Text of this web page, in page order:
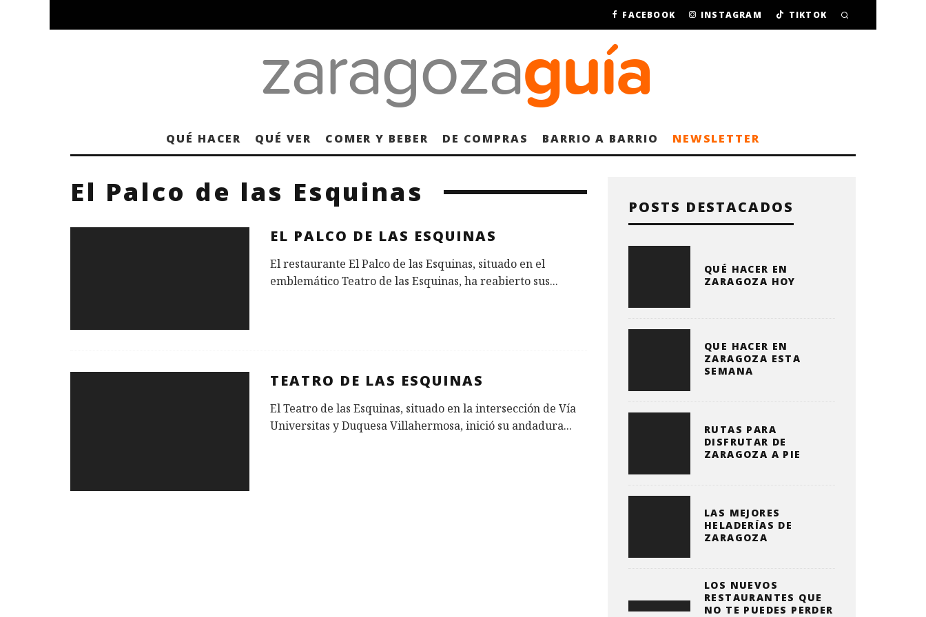
FACEBOOK INSTAGRAM TIKTOK
QUÉ HACER QUÉ VER COMER Y BEBER DE COMPRAS BARRIO A BARRIO NEWSLETTER
El Palco de las Esquinas
EL PALCO DE LAS ESQUINAS
El restaurante El Palco de las Esquinas, situado en el
emblemático Teatro de las Esquinas, ha reabierto sus...
TEATRO DE LAS ESQUINAS
El Teatro de las Esquinas, situado en la intersección de Vía
Universitas y Duquesa Villahermosa, inició su andadura...
POSTS DESTACADOS
QUÉ HACER EN
ZARAGOZA HOY
QUE HACER EN
ZARAGOZA ESTA
SEMANA
RUTAS PARA
DISFRUTAR DE
ZARAGOZA A PIE
LAS MEJORES
HELADERÍAS DE
ZARAGOZA
LOS NUEVOS
RESTAURANTES QUE
NO TE PUEDES PERDER